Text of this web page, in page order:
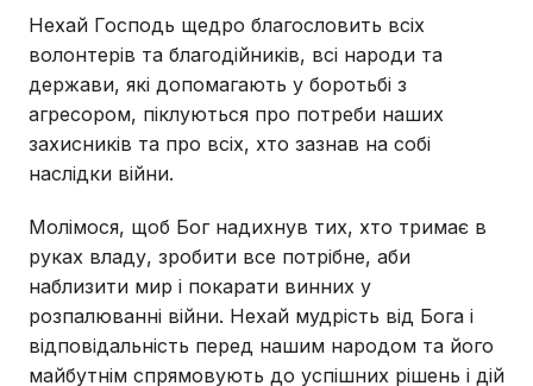
Нехай Господь щедро благословить всіх
волонтерів та благодійників, всі народи та
держави, які допомагають у боротьбі з
агресором, піклуються про потреби наших
захисників та про всіх, хто зазнав на собі
наслідки війни.
Молімося, щоб Бог надихнув тих, хто тримає в
руках владу, зробити все потрібне, аби
наблизити мир і покарати винних у
розпалюванні війни. Нехай мудрість від Бога і
відповідальність перед нашим народом та його
майбутнім спрямовують до успішних рішень і дій